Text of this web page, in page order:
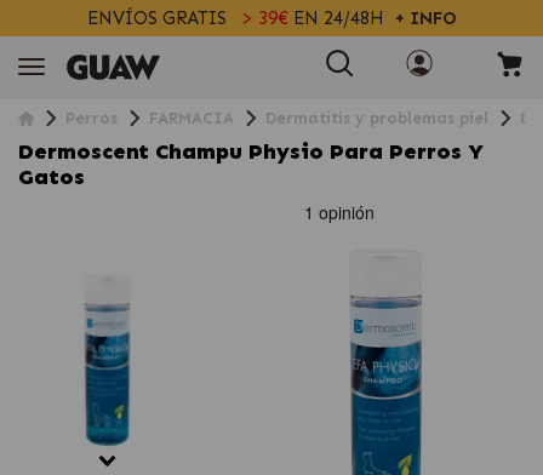
ENVÍOS GRATIS > 39€EN 24/48H + INFO
Perros FARMACIA Dermatitis y problemas piel
Dermoscent Champu Physio Para Perros Y
Gatos